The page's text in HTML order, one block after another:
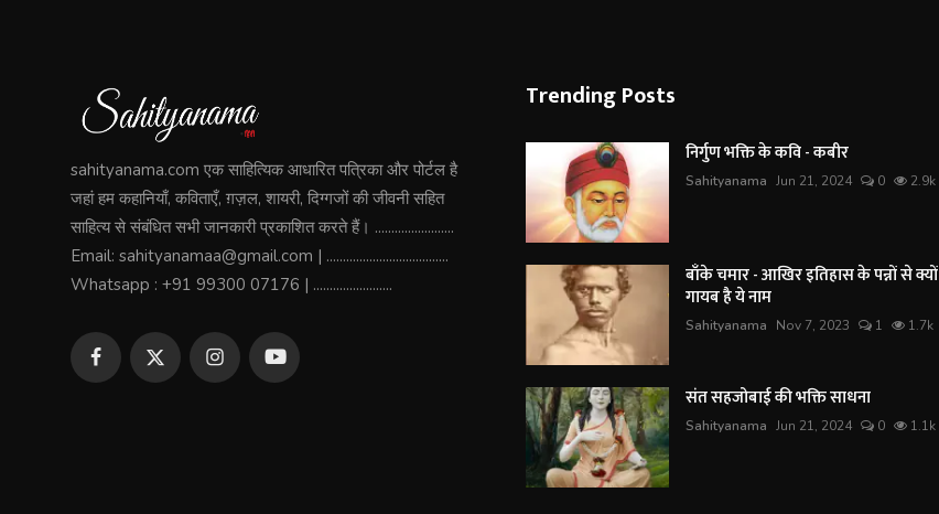
sahityanama.com एक साहित्यिक आधारित पत्रिका और पोर्टल है
जहां हम कहानियाँ, कविताएँ, ग़ज़ल, शायरी, दिग्गजों की जीवनी सहित
साहित्य से संबंधित सभी जानकारी प्रकाशित करते हैं। ........................
Email: sahityanamaa@gmail.com | .....................................
Whatsapp : +91 99300 07176 | ........................
Trending Posts
निर्गुण भक्ति के कवि - कबीर
Sahityanama Jun 21, 2024 0 2.9k
बाँके चमार - आखिर इतिहास के पन्नों से क्यों
गायब है ये नाम
Sahityanama Nov 7, 2023 1 1.7k
संत सहजोबाई की भक्ति साधना
Sahityanama Jun 21, 2024 0 1.1k